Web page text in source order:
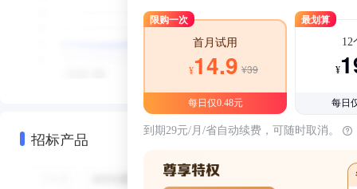
招标产品
限购一次
首月试用
¥14.9 ¥39
每日仅0.48元
最划算
12
¥
每日
到期29元/月/省自动续费，可随时取消。